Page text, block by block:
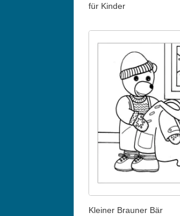
für Kinder
Kleiner Brauner Bär